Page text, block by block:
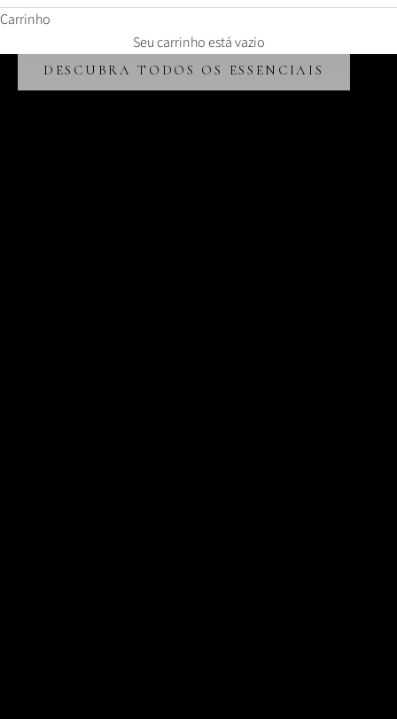
Carrinho
Seu carrinho está vazio
Malhas portuguesas desde 1957
DESCUBRA TODOS OS ESSENCIAIS